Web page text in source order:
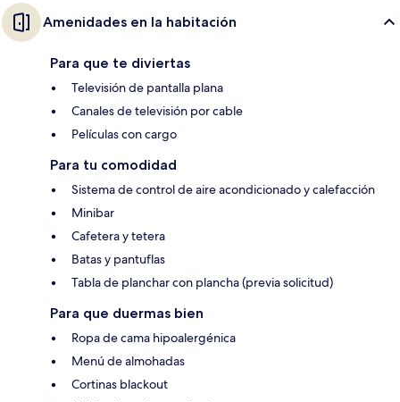
Amenidades en la habitación
Para que te diviertas
Televisión de pantalla plana
Canales de televisión por cable
Películas con cargo
Para tu comodidad
Sistema de control de aire acondicionado y calefacción
Minibar
Cafetera y tetera
Batas y pantuflas
Tabla de planchar con plancha (previa solicitud)
Para que duermas bien
Ropa de cama hipoalergénica
Menú de almohadas
Cortinas blackout